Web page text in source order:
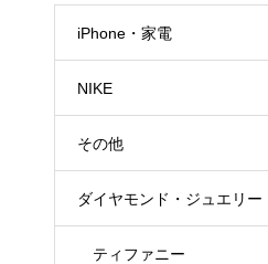
iPhone・家電
NIKE
その他
ダイヤモンド・ジュエリー
ティファニー